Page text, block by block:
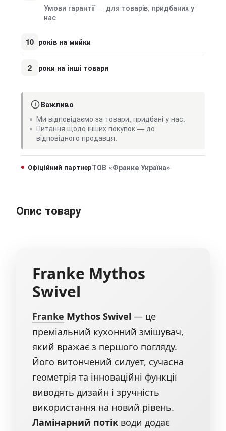
Умови гарантії — для товарів, придбаних у
нас
10 років на мийки
2 роки на інші товари
Важливо
Ми відповідаємо за товари, придбані у нас.
Питання щодо інших покупок — до
відповідного продавця.
Офіційний партнерТОВ «Франке Україна»
Опис товару
Franke Mythos
Swivel
Franke Mythos Swivel — це
преміальний кухонний змішувач,
який вражає з першого погляду.
Його витончений силует, сучасна
геометрія та інноваційні функції
виводять дизайн і зручність
використання на новий рівень.
Ламінарний потік води додає